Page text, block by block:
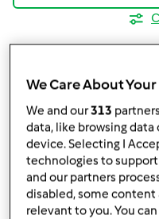
impasto
600g farina 00
1cubettolievito di
We Care About
We and our313
data, like browsing
device. Selecting I
technologies to
and our partners
disabled, some content
relevant to you. You